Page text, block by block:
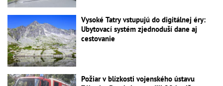
Vysoké Tatry vstupujú do digitálnej éry:
Ubytovací systém zjednoduší dane aj
cestovanie
Požiar v blízkosti vojenského ústavu